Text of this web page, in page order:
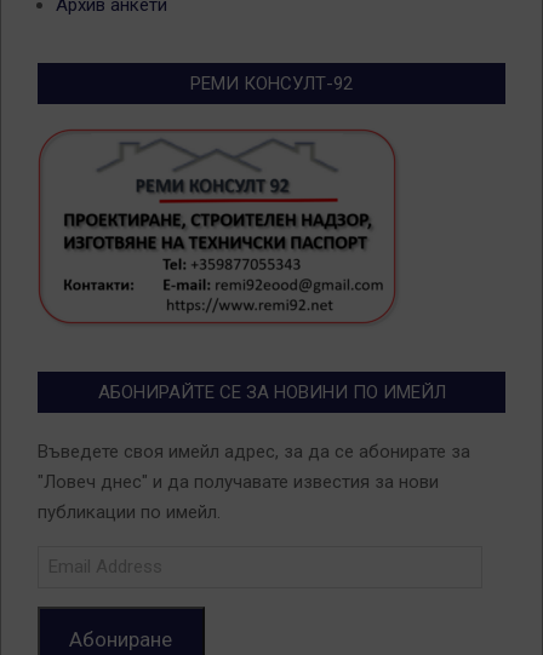
РЕМИ КОНСУЛТ-92
АБОНИРАЙТЕ СЕ ЗА НОВИНИ ПО ИМЕЙЛ
Въведете своя имейл адрес, за да се абонирате за
"Ловеч днес" и да получавате известия за нови
публикации по имейл.
Абониране